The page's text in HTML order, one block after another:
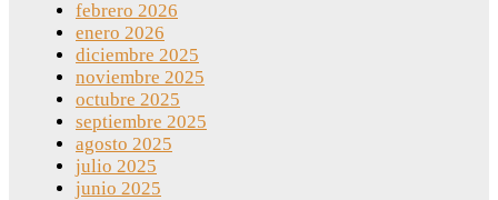
febrero 2026
enero 2026
diciembre 2025
noviembre 2025
octubre 2025
septiembre 2025
agosto 2025
julio 2025
junio 2025